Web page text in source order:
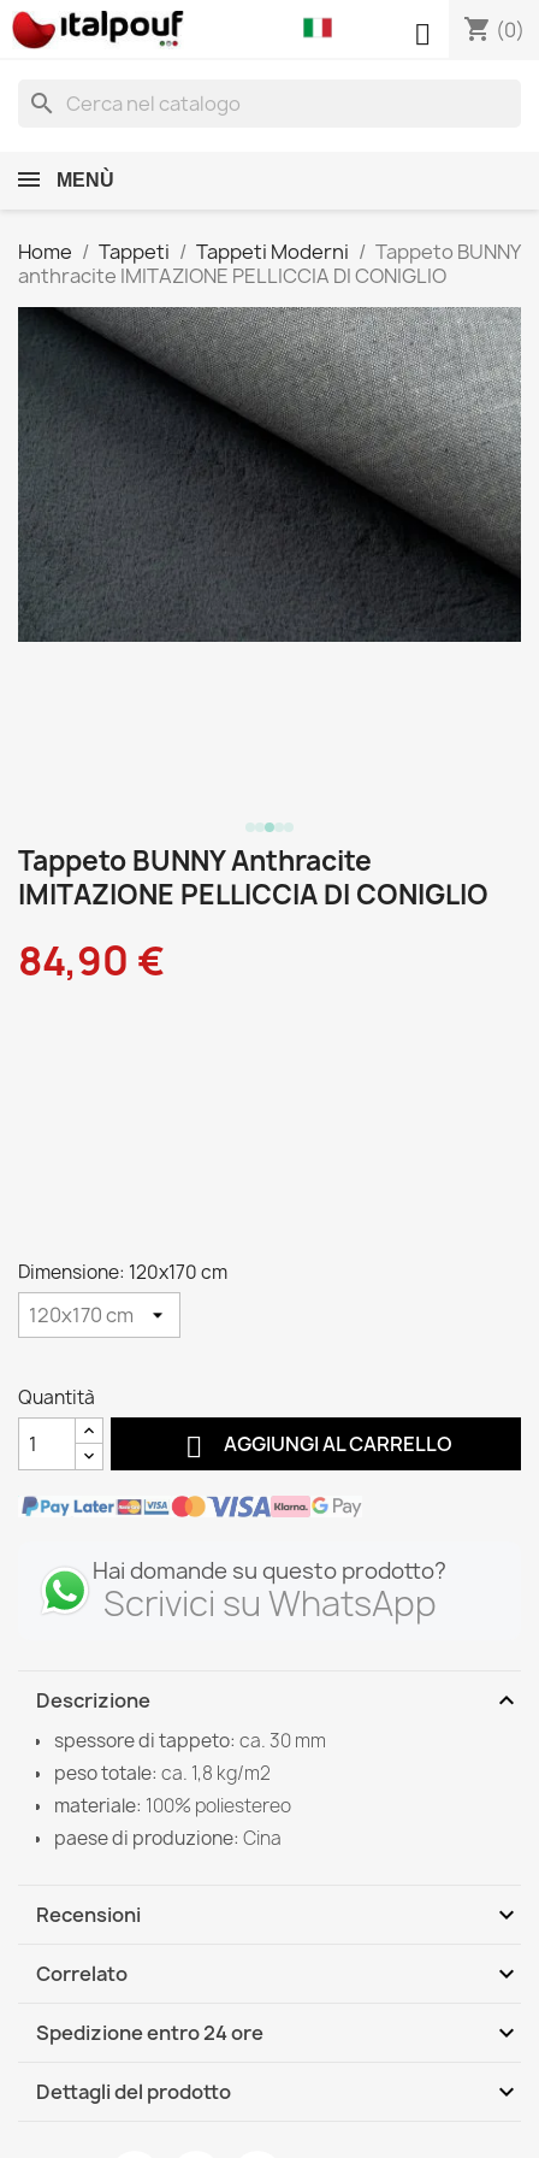
shopping_cart (0)

search
MENÙ
Home Tappeti Tappeti Moderni
Tappeto BUNNY
anthracite IMITAZIONE PELLICCIA DI CONIGLIO
Tappeto BUNNY Anthracite
IMITAZIONE PELLICCIA DI CONIGLIO
84,90 €
Dimensione: 120x170 cm
Quantità
 AGGIUNGI AL CARRELLO
Hai domande su questo prodotto?
Scrivici su WhatsApp
Descrizione expand_more
spessore di tappeto: ca. 30 mm
peso totale: ca. 1,8 kg/m2
materiale: 100% poliestereo
paese di produzione: Cina
Recensioni expand_more
Correlato expand_more
Spedizione entro 24 ore expand_more
DHL / GLS International
Dettagli del prodotto expand_more